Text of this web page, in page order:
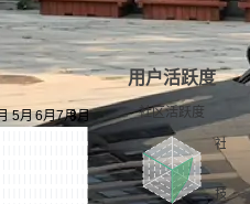
用户活跃度